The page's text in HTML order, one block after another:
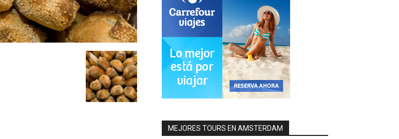
MEJORES TOURS EN AMSTERDAM